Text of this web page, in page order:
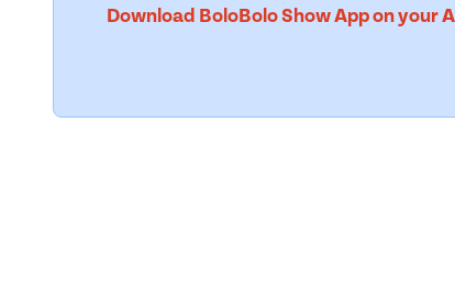
Download BoloBolo Show App on your